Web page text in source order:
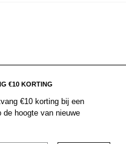
€10 KORTING
€10 korting bij een
hoogte van nieuwe